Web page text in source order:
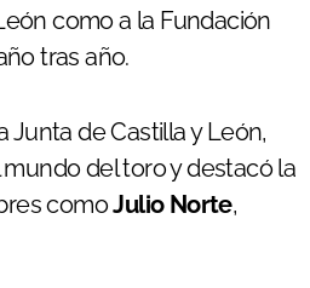
como a la Fundación
tras año.
Junta de Castilla y León,
del toro y destacó la
comoJulio Norte,